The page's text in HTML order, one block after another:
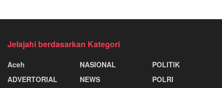
Jelajahi berdasarkan Kategori
Aceh
ADVERTORIAL
NASIONAL
NEWS
POLITIK
POLRI